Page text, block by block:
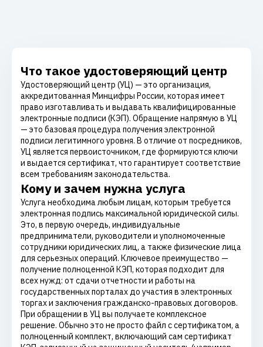
Что такое удостоверяющий центр
Удостоверяющий центр (УЦ) — это организация,
аккредитованная Минцифры России, которая имеет
право изготавливать и выдавать квалифицированные
электронные подписи (КЭП). Обращение напрямую в УЦ
— это базовая процедура получения электронной
подписи легитимного уровня. В отличие от посредников,
УЦ является первоисточником, где формируются ключи
и выдается сертификат, что гарантирует соответствие
всем требованиям законодательства.
Кому и зачем нужна услуга
Услуга необходима любым лицам, которым требуется
электронная подпись максимальной юридической силы.
Это, в первую очередь, индивидуальные
предприниматели, руководители и уполномоченные
сотрудники юридических лиц, а также физические лица
для серьезных операций. Ключевое преимущество —
получение полноценной КЭП, которая подходит для
всех нужд: от сдачи отчетности и работы на
государственных порталах до участия в электронных
торгах и заключения гражданско-правовых договоров.
При обращении в УЦ вы получаете комплексное
решение. Обычно это не просто файл с сертификатом, а
полноценный комплект, включающий сам сертификат